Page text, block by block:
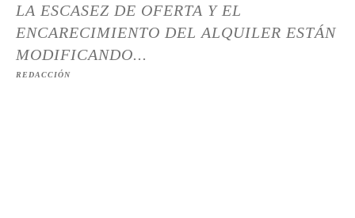
LA ESCASEZ DE OFERTA Y EL
ENCARECIMIENTO DEL ALQUILER ESTÁN
MODIFICANDO...
REDACCIÓN